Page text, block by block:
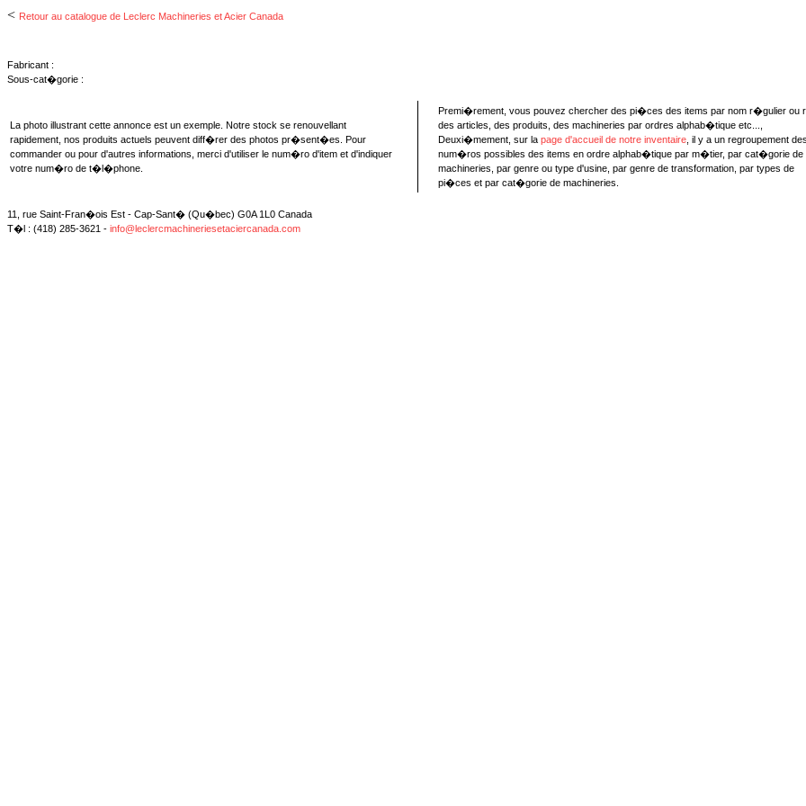
< Retour au catalogue de Leclerc Machineries et Acier Canada
Fabricant :
Sous-cat�gorie :
La photo illustrant cette annonce est un exemple. Notre stock se renouvellant
rapidement, nos produits actuels peuvent diff�rer des photos pr�sent�es. Pour
commander ou pour d'autres informations, merci d'utiliser le num�ro d'item et d'indiquer
votre num�ro de t�l�phone.
Premi�rement, vous pouvez chercher des pi�ces des items par nom r�gulier ou
des articles, des produits, des machineries par ordres alphab�tique etc...,
Deuxi�mement, sur la page d'accueil de notre inventaire , il y a un regroupement des
num�ros possibles des items en ordre alphab�tique par m�tier, par cat�gorie de
machineries, par genre ou type d'usine, par genre de transformation, par types de
pi�ces et par cat�gorie de machineries.
11, rue Saint-Fran�ois Est - Cap-Sant� (Qu�bec) G0A 1L0 Canada
T�l : (418) 285-3621 - info@leclercmachineriesetaciercanada.com